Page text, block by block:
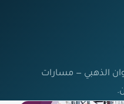
الذهبي — مسارات